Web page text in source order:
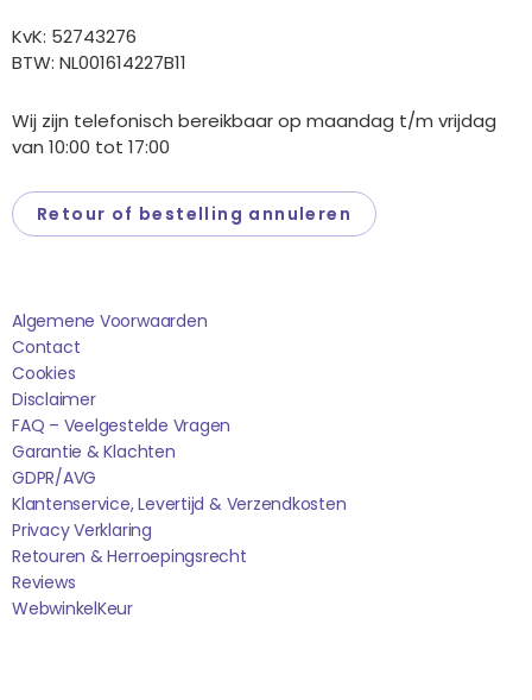
KvK: 52743276
BTW: NL001614227B11
Wij zijn telefonisch bereikbaar op maandag t/m vrijdag
van 10:00 tot 17:00
Retour of bestelling annuleren
Algemene Voorwaarden
Contact
Cookies
Disclaimer
FAQ – Veelgestelde Vragen
Garantie & Klachten
GDPR/AVG
Klantenservice, Levertijd & Verzendkosten
Privacy Verklaring
Retouren & Herroepingsrecht
Reviews
WebwinkelKEur